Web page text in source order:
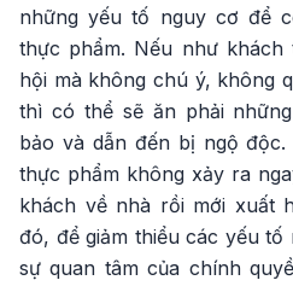
những yếu tố nguy cơ để
thực phẩm. Nếu như
hội mà không chú ý, không
thì có thể sẽ ăn phải
bảo và dẫn đến bị ngộ
thực phẩm không xảy ra
khách về nhà rồi mới xuất
đó, để giảm thiểu các yếu
sự quan tâm của chính